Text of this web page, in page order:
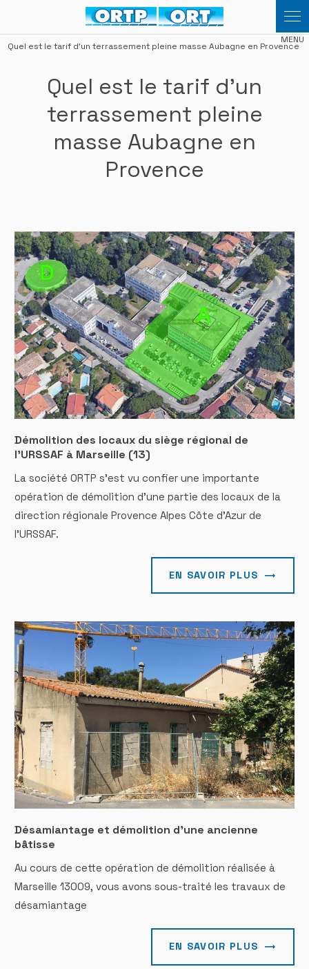
Quel est le tarif d'un terrassement pleine masse Aubagne en Provence
Quel est le tarif d'un
terrassement pleine
masse Aubagne en
Provence
Démolition des locaux du siège régional de
l'URSSAF à Marseille (13)
La société ORTP s'est vu confier une importante
opération de démolition d'une partie des locaux de la
direction régionale Provence Alpes Côte d'Azur de
l'URSSAF.
EN SAVOIR PLUS
Désamiantage et démolition d'une ancienne
bâtisse
Au cours de cette opération de démolition réalisée à
Marseille 13009, vous avons sous-traité les travaux de
désamiantage
EN SAVOIR PLUS
Panneau de gestion des cookies